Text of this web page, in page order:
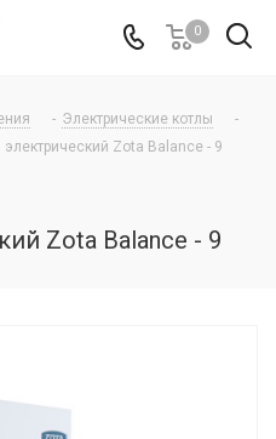
0
- Электрические котлы
-
электрический Zota Balance - 9
Zota Balance - 9